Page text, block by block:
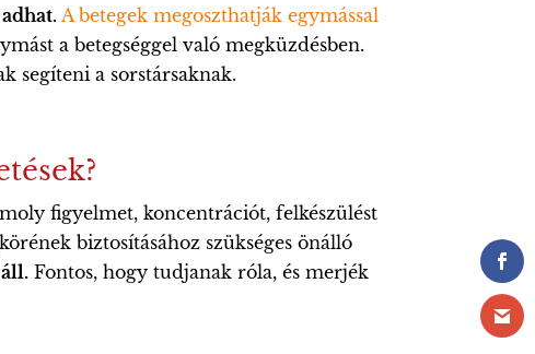
A betegek megoszthatják egymással
a betegséggel való megküzdésben.
segíteni a sorstársaknak.
figyelmet, koncentrációt, felkészülést
biztosításához szükséges önálló
Fontos, hogy tudjanak róla, és merjék